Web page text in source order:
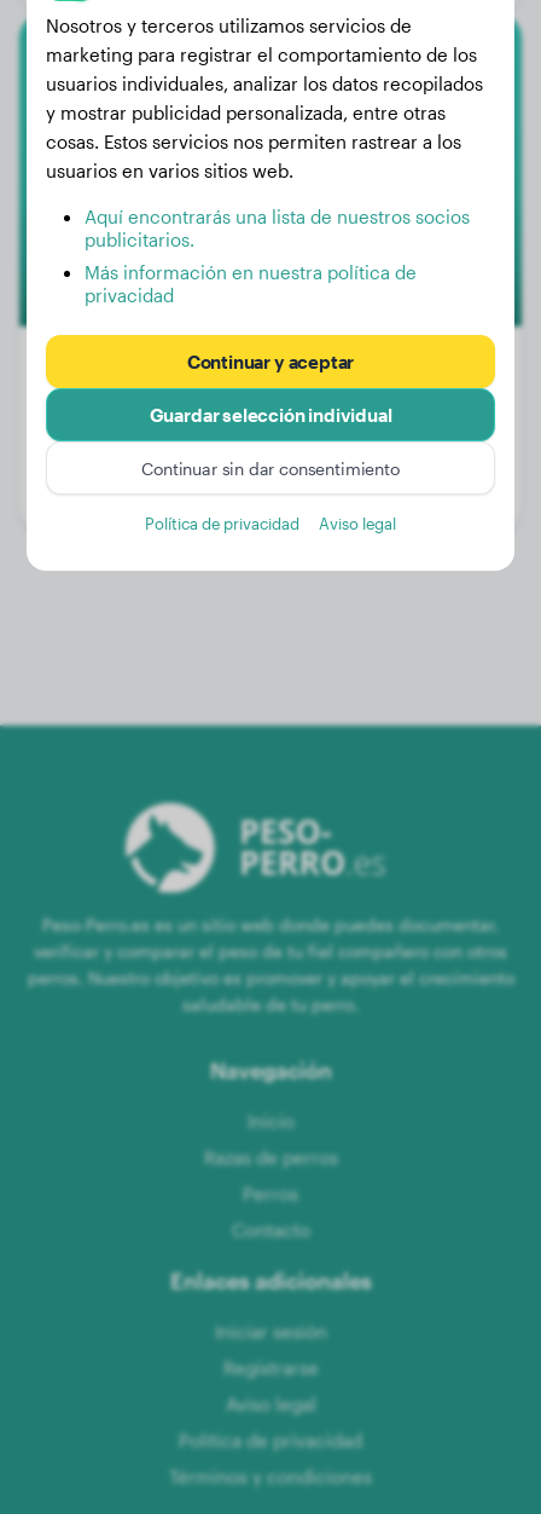
Border Collie
Buddie
3 años, 7 meses
Género:
Perro macho
Peso-Perro.es es un sitio web donde puedes documentar,
verificar y comparar el peso de tu fiel compañero con otros
perros. Nuestro objetivo es promover y apoyar el crecimiento
saludable de tu perro.
Navegación
Inicio
Razas de perros
Perros
Contacto
Enlaces adicionales
Iniciar sesión
Registrarse
Aviso legal
Política de privacidad
Términos y condiciones
Nosotros y terceros utilizamos servicios de
marketing para registrar el comportamiento de los
usuarios individuales, analizar los datos recopilados
y mostrar publicidad personalizada, entre otras
cosas. Estos servicios nos permiten rastrear a los
usuarios en varios sitios web.
Aquí encontrarás una lista de nuestros socios
publicitarios.
Más información en nuestra política de
privacidad
Continuar y aceptar
Guardar selección individual
Continuar sin dar consentimiento
Política de privacidad Aviso legal